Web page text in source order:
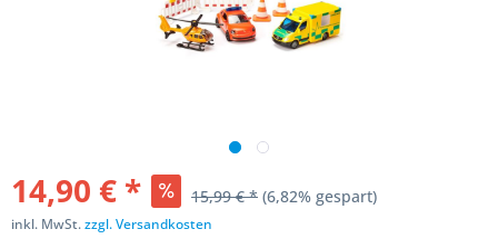
14,90 € * 15,99 € * (6,82% gespart)
inkl. MwSt.zzgl. Versandkosten